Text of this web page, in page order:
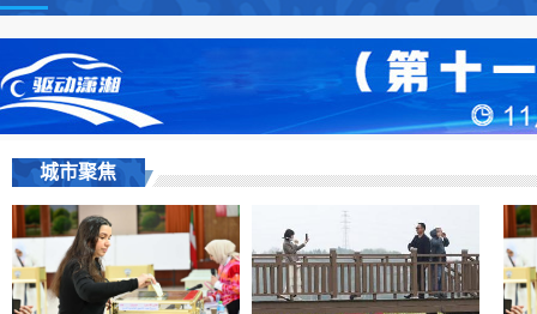
城市聚焦